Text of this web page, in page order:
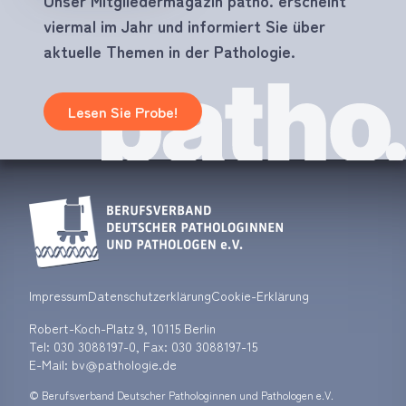
viermal im Jahr und informiert Sie über
aktuelle Themen in der Pathologie.
Lesen Sie Probe!
ImpressumDatenschutzerklärungCookie-Erklärung
Robert-Koch-Platz 9, 10115 Berlin
Tel: 030 3088197-0, Fax: 030 3088197-15
E-Mail: bv
pathologie.de
© Berufsverband Deutscher Pathologinnen und Pathologen e.V.